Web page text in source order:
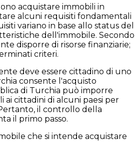
acquistare immobili in
alcuni requisiti fondamentali
variano in base allo status del
dell'immobile. Secondo
disporre di risorse finanziarie;
criteri.
deve essere cittadino di uno
consente l'acquisto
di Turchia può imporre
ai cittadini di alcuni paesi per
il controllo della
il primo passo.
che si intende acquistare